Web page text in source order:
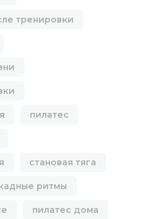
тренировки
пилатес
становая тяга
ритмы
пилатес дома